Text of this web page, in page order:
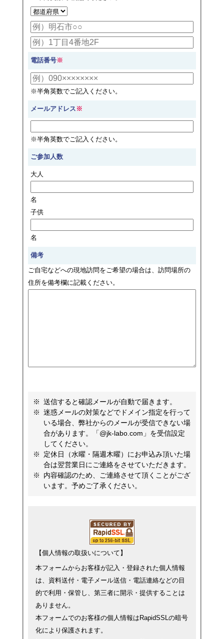
電話番号※
※半角英数でご記入ください。
メールアドレス ※
※半角英数でご記入ください。
ご参加人数
大人
名
子供
名
備考
ご自宅などへの現地訪問をご希望の場合は、訪問場所の
住所を備考欄に記載ください。
送信すると確認メールが自動で届きます。
迷惑メールの対策などでドメイン指定を行って
いる場合、弊社からのメールが受信できない場
合があります。「@jk-labo.com」を受信設定
してください。
定休日（水曜・隔週木曜）にお申込み頂いた場
合は翌営業日にご連絡をさせていただきます。
内容確認のため、ご連絡させて頂くことがござ
います。予めご了承ください。
【個人情報の取扱いについて】
本フォームからお客様が記入・登録された個人情報
は、資料送付・電子メール送信・電話連絡などの目
的で利用・保管し、第三者に開示・提供することは
ありません。
本フォームでのお客様の個人情報はRapidSSLの暗号
化により保護されます。